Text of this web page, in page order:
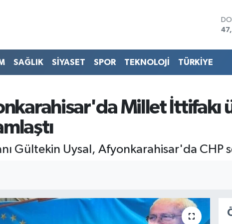
SAĞLIK SİYASET SPOR TEKNOLOJİ TÜRKİYE
Millet İttifakı
Gültekin Uysal, Afyonkarahisar'da CHP